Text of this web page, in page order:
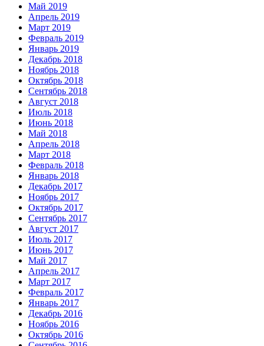
Май 2019
Апрель 2019
Март 2019
Февраль 2019
Январь 2019
Декабрь 2018
Ноябрь 2018
Октябрь 2018
Сентябрь 2018
Август 2018
Июль 2018
Июнь 2018
Май 2018
Апрель 2018
Март 2018
Февраль 2018
Январь 2018
Декабрь 2017
Ноябрь 2017
Октябрь 2017
Сентябрь 2017
Август 2017
Июль 2017
Июнь 2017
Май 2017
Апрель 2017
Март 2017
Февраль 2017
Январь 2017
Декабрь 2016
Ноябрь 2016
Октябрь 2016